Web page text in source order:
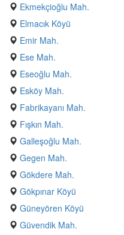
Ekmekçioğlu Mah.
Elmacık Köyü
Emir Mah.
Ese Mah.
Eseoğlu Mah.
Esköy Mah.
Fabrikayanı Mah.
Fışkın Mah.
Galleşoğlu Mah.
Gegen Mah.
Gökdere Mah.
Gökpınar Köyü
Güneyören Köyü
Güvendik Mah.